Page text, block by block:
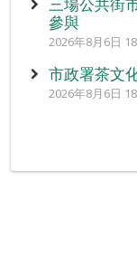
參與
2026年8月6日
市政署茶文
2026年8月6日